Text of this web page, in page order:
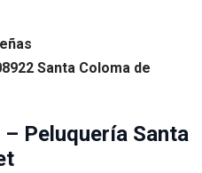
Santa Coloma de
Peluquería Santa